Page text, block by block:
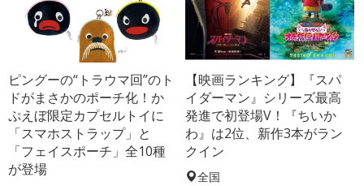
ピングーの“トラウマ回”のト
ドがまさかのポーチ化！か
ぷえぼ限定カプセルトイに
「スマホストラップ」と
「フェイスポーチ」全10種
が登場
【映画ランキング】『スパ
イダーマン』シリーズ最高
発進で初登場V！『ちいか
わ』は2位、新作3本がラン
クイン
全国